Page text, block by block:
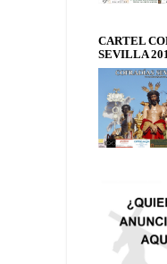
CARTEL
SEVILLA